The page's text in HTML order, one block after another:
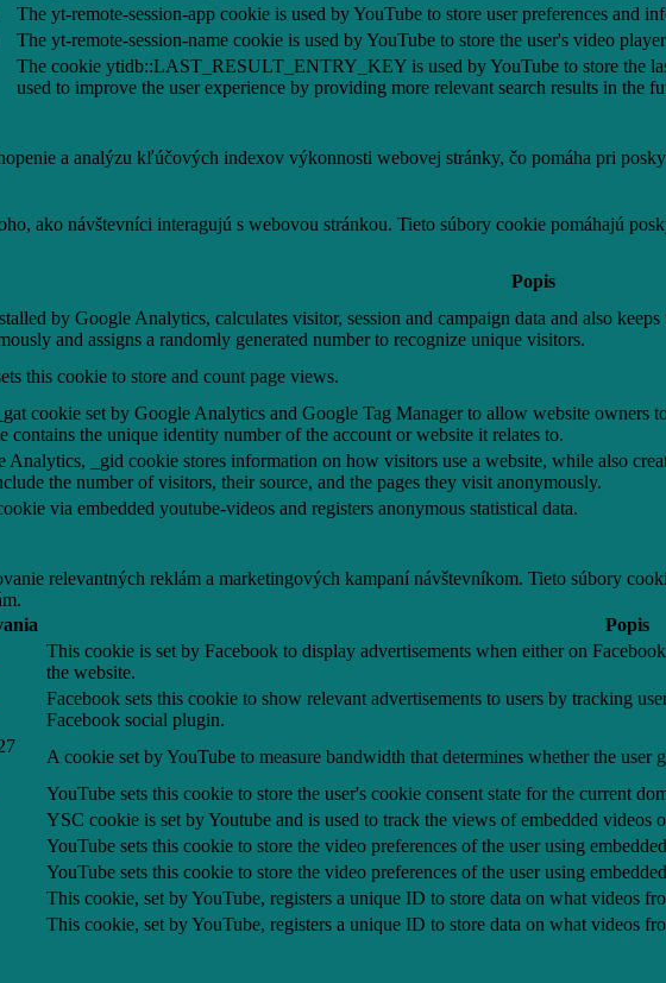
The yt-remote-session-app cookie is used by YouTube to store user preferences and
The yt-remote-session-name cookie is used by YouTube to store the user's video
The cookie ytidb::LAST_RESULT_ENTRY_KEY is used by YouTube to store the
used to improve the user experience by providing more relevant search results in the
a analýzu kľúčových indexov výkonnosti webovej stránky, čo pomáha pri
ako návštevníci interagujú s webovou stránkou. Tieto súbory cookie pomáhajú
Popis
by Google Analytics, calculates visitor, session and campaign data and also
and assigns a randomly generated number to recognize unique visitors.
this cookie to store and count page views.
cookie set by Google Analytics and Google Tag Manager to allow website owners
contains the unique identity number of the account or website it relates to.
Analytics, _gid cookie stores information on how visitors use a website, while also
the number of visitors, their source, and the pages they visit anonymously.
via embedded youtube-videos and registers anonymous statistical data.
relevantných reklám a marketingových kampaní návštevníkom. Tieto súbory
Popis
This cookie is set by Facebook to display advertisements when either on
the website.
Facebook sets this cookie to show relevant advertisements to users by tracking
Facebook social plugin.
A cookie set by YouTube to measure bandwidth that determines whether the user
YouTube sets this cookie to store the user's cookie consent state for the current
YSC cookie is set by Youtube and is used to track the views of embedded videos
YouTube sets this cookie to store the video preferences of the user using
YouTube sets this cookie to store the video preferences of the user using
This cookie, set by YouTube, registers a unique ID to store data on what videos
This cookie, set by YouTube, registers a unique ID to store data on what videos